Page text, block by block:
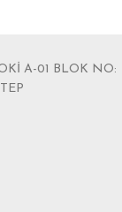
A-01 BLOK NO: